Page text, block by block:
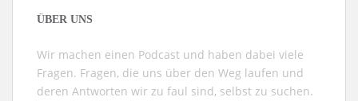
ÜBER UNS
Wir machen einen Podcast und haben dabei viele
Fragen. Fragen, die uns über den Weg laufen und
deren Antworten wir zu faul sind, selbst zu suchen.